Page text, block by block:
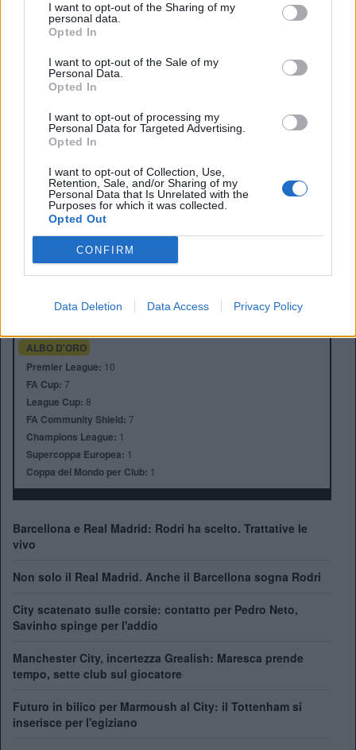
I want to opt-out of the Sharing of my
personal data.
Opted In
I want to opt-out of the Sale of my
Personal Data.
Opted In
I want to opt-out of processing my
Personal Data for Targeted Advertising.
Opted In
I want to opt-out of Collection, Use,
Retention, Sale, and/or Sharing of my
Personal Data that Is Unrelated with the
Purposes for which it was collected.
Opted Out
CONFIRM
Data Deletion Data Access Privacy Policy
Anno di Fondazione:1880 come St Mark's
Presidente: Khaldoon Al Mubarak
ALBO D'ORO
Premier League: 10
FA Cup: 7
League Cup: 8
FA Community Shield: 7
Champions League: 1
Supercoppa Europea: 1
Coppa del Mondo per Club: 1
Barcellona e Real Madrid: Rodri ha scelto. Trattative le
vivo
Non solo il Real Madrid. Anche il Barcellona sogna Rodri
City scatenato sulle corsie: contatto per Pedro Neto,
Savinho spinge per l'addio
Manchester City, incertezza Grealish: Maresca prende
tempo, sette club sul giocatore
Futuro in bilico per Marmoush al City: il Tottenham si
inserisce per l'egiziano